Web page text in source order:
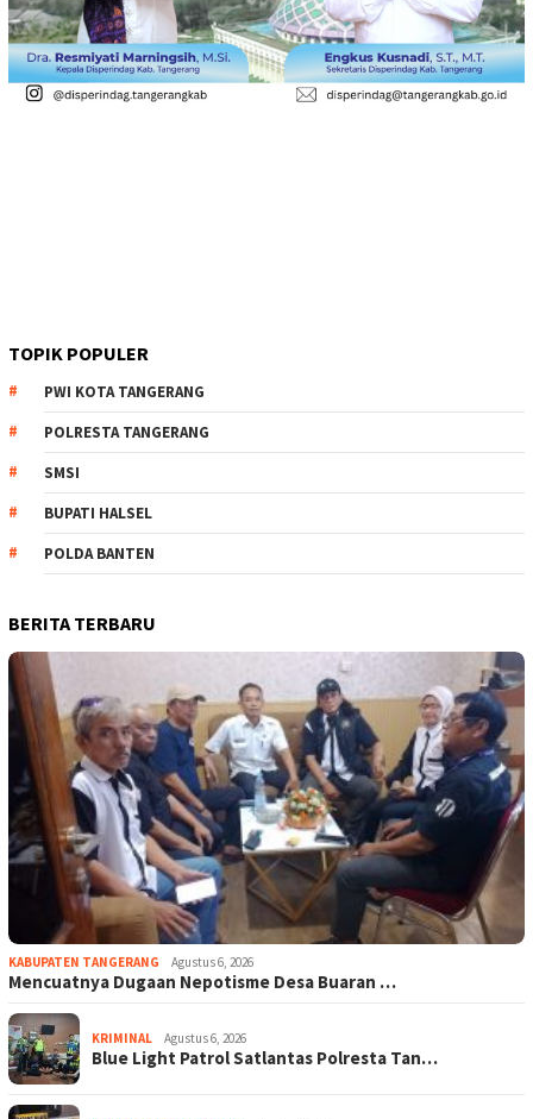
TOPIK POPULER
PWI KOTA TANGERANG
POLRESTA TANGERANG
SMSI
BUPATI HALSEL
POLDA BANTEN
BERITA TERBARU
KABUPATEN TANGERANG Agustus 6, 2026
Mencuatnya Dugaan Nepotisme Desa Buaran …
KRIMINAL Agustus 6, 2026
Blue Light Patrol Satlantas Polresta Tan…